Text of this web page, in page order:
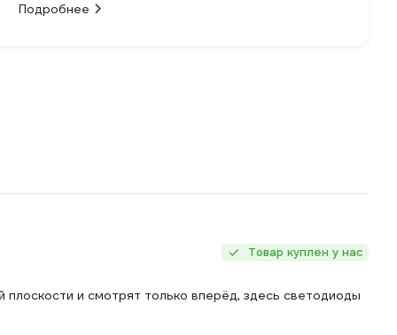
Подробнее
Товар куплен у нас
и смотрят только вперёд, здесь светодиоды